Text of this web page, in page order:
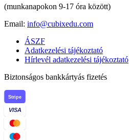
(munkanapokon 9-17 óra között)
Email: info@cubixedu.com
ÁSZF
Adatkezelési tájékoztató
Hírlevél adatkezelési tájékoztató
Biztonságos bankkártyás fizetés
Stripe
VISA